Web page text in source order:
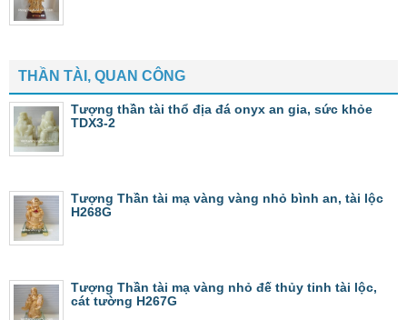
THẦN TÀI, QUAN CÔNG
Tượng thần tài thổ địa đá onyx an gia, sức khỏe
TDX3-2
Tượng Thần tài mạ vàng vàng nhỏ bình an, tài lộc
H268G
Tượng Thần tài mạ vàng nhỏ đế thủy tinh tài lộc,
cát tường H267G